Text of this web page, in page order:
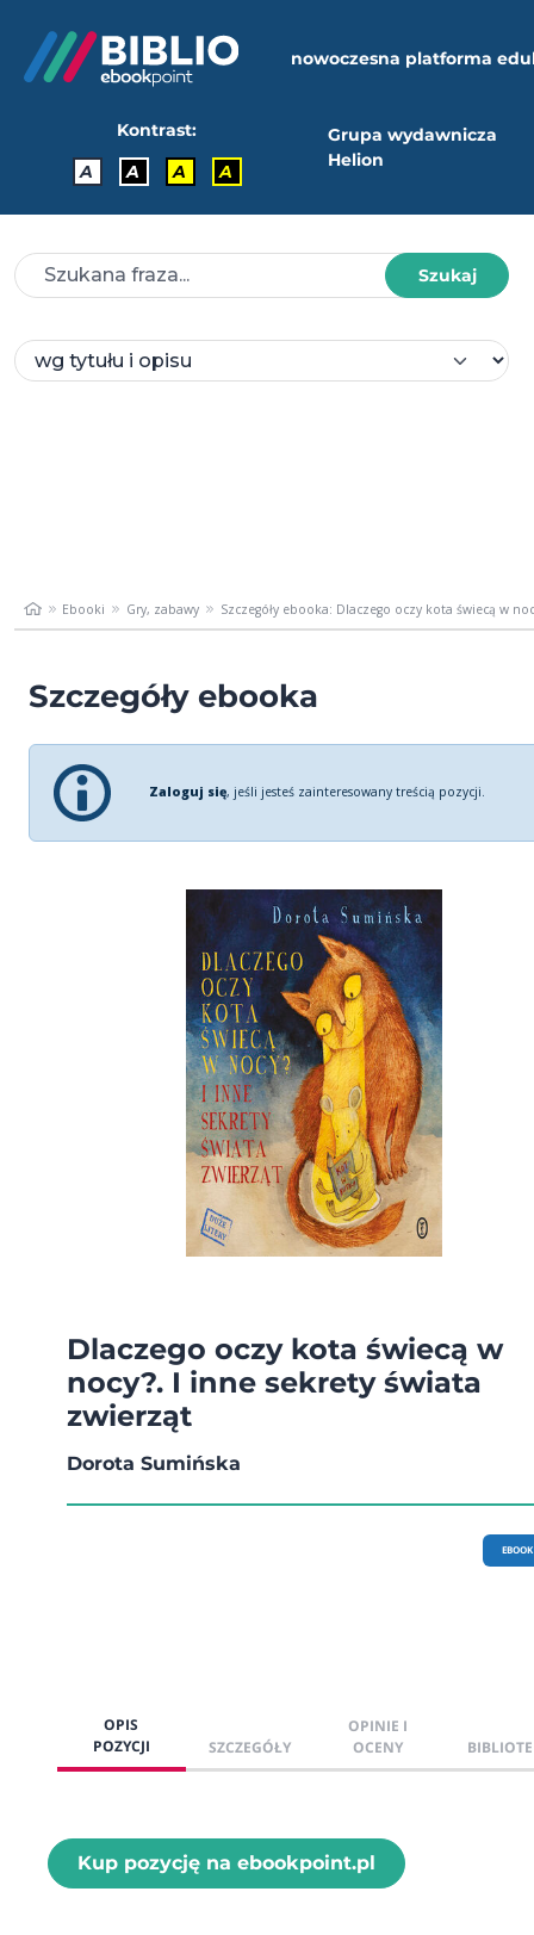
nowoczesna platforma
Kontrast:
A
A A A
Grupa wydawnicza
Helion
Szukaj
Ebooki Gry, zabawy Szczegóły ebooka: Dlaczego oczy kota świecą w
Szczegóły ebooka
Zaloguj się, jeśli jesteś zainteresowany treścią pozycji.
Dlaczego oczy kota świecą w
nocy?. I inne sekrety świata
zwierząt
Dorota Sumińska
EBOOK
OPIS
POZYCJI
SZCZEGÓŁY
OPINIE I
OCENY
Kup pozycję na ebookpoint.pl